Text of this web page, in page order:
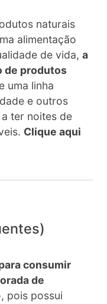
naturais
alimentação
de vida, a
de produtos
uma linha
e outros
ter noites de
Clique aqui
consumir
de
pois possui